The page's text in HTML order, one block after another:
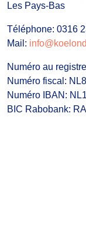
Les Pays-Bas
Téléphone: 0316
Mail:
Numéro au
Numéro fiscal:
Numéro IBAN:
BIC Rabobank: